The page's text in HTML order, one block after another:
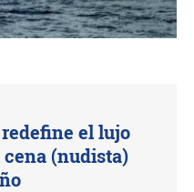
el lujo
(nudista)